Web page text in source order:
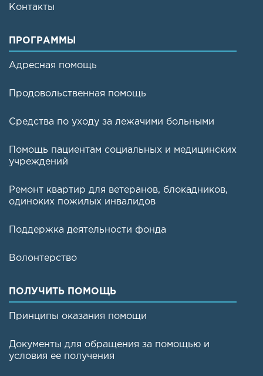
Контакты
ПРОГРАММЫ
Адресная помощь
Продовольственная помощь
Средства по уходу за лежачими больными
Помощь пациентам социальных и медицинских
учреждений
Ремонт квартир для ветеранов, блокадников,
одиноких пожилых инвалидов
Поддержка деятельности фонда
Волонтерство
ПОЛУЧИТЬ ПОМОЩЬ
Принципы оказания помощи
Документы для обращения за помощью и
условия ее получения